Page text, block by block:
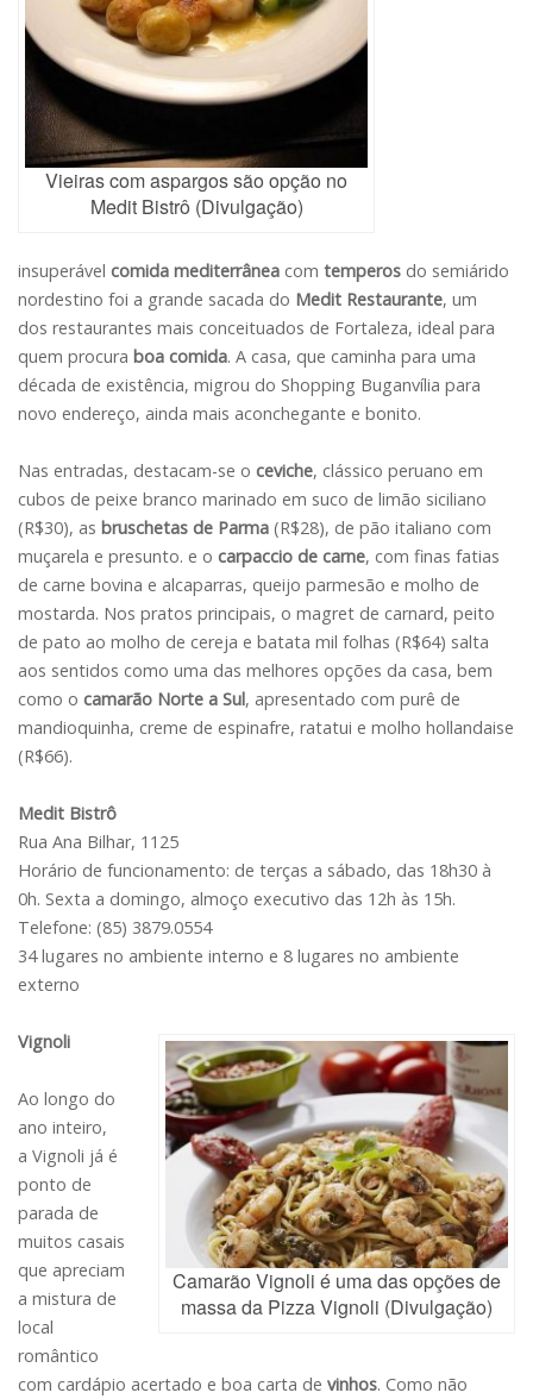
Vieiras com aspargos são opção no
Medit Bistrô (Divulgação)
insuperável comida mediterrânea com temperos do semiárido
nordestino foi a grande sacada do Medit Restaurante, um
dos restaurantes mais conceituados de Fortaleza, ideal para
quem procura boa comida. A casa, que caminha para uma
década de existência, migrou do Shopping Buganvília para
novo endereço, ainda mais aconchegante e bonito.
Nas entradas, destacam-se o ceviche, clássico peruano em
cubos de peixe branco marinado em suco de limão siciliano
(R$30), as bruschetas de Parma (R$28), de pão italiano com
muçarela e presunto. e o carpaccio de carne, com finas fatias
de carne bovina e alcaparras, queijo parmesão e molho de
mostarda. Nos pratos principais, o magret de carnard, peito
de pato ao molho de cereja e batata mil folhas (R$64) salta
aos sentidos como uma das melhores opções da casa, bem
como o camarão Norte a Sul, apresentado com purê de
mandioquinha, creme de espinafre, ratatui e molho hollandaise
(R$66).
Medit Bistrô
Rua Ana Bilhar, 1125
Horário de funcionamento: de terças a sábado, das 18h30 à
0h. Sexta a domingo, almoço executivo das 12h às 15h.
Telefone: (85) 3879.0554
34 lugares no ambiente interno e 8 lugares no ambiente
externo
Camarão Vignoli é uma das opções de
massa da Pizza Vignoli (Divulgação)
Vignoli
Ao longo do
ano inteiro,
a Vignoli já é
ponto de
parada de
muitos casais
que apreciam
a mistura de
local
romântico
com cardápio acertado e boa carta de vinhos. Como não